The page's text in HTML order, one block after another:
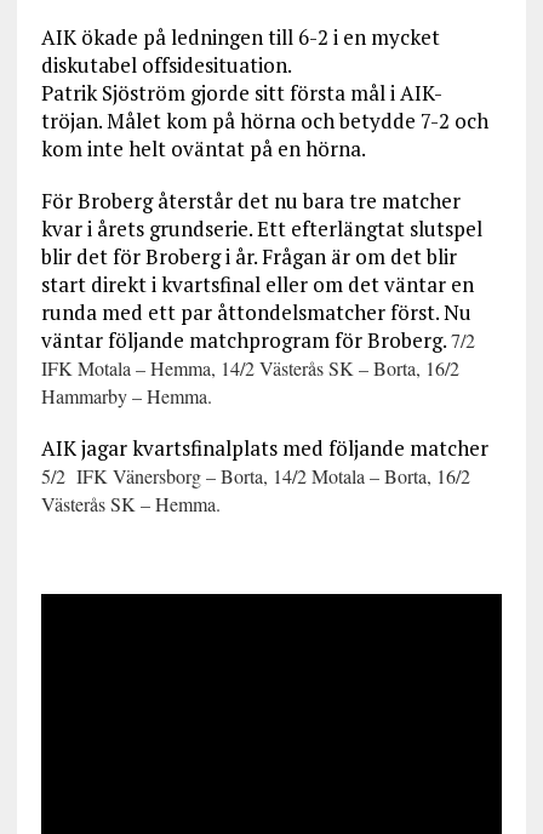
AIK ökade på ledningen till 6-2 i en mycket
diskutabel offsidesituation.
Patrik Sjöström gjorde sitt första mål i AIK-
tröjan. Målet kom på hörna och betydde 7-2 och
kom inte helt oväntat på en hörna.
För Broberg återstår det nu bara tre matcher
kvar i årets grundserie. Ett efterlängtat slutspel
blir det för Broberg i år. Frågan är om det blir
start direkt i kvartsfinal eller om det väntar en
runda med ett par åttondelsmatcher först. Nu
väntar följande matchprogram för Broberg.7/2
IFK Motala – Hemma, 14/2 Västerås SK – Borta, 16/2
Hammarby – Hemma.
AIK jagar kvartsfinalplats med följande matcher
5/2 IFK Vänersborg – Borta, 14/2 Motala – Borta, 16/2
Västerås SK – Hemma.